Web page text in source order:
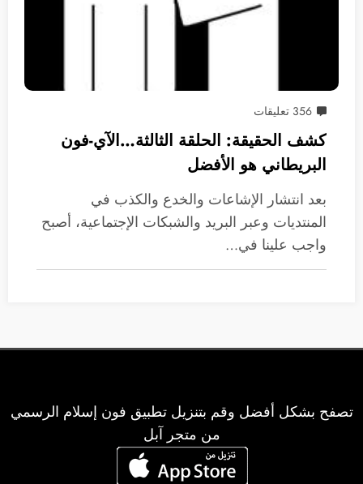
356 تعليقات
كشف الحقيقة: الحلقة الثالثة…الآي-فون
البريطاني هو الأفضل
بعد انتشار الإشاعات والخدع والكذب في
المنتديات وعبر البريد والشبكات الإجتماعية، أصبح
واجب علينا في…
تصفح بشكل أفضل وقم بتنزيل تطبيق فون إسلام الرسمي
من متجر آبل